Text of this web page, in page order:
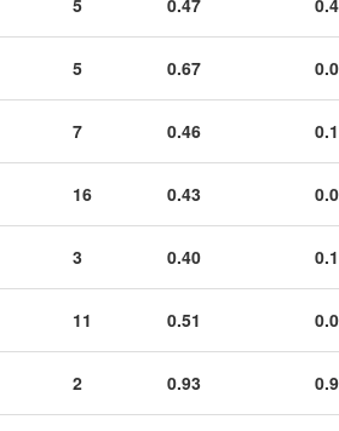
5 0.47
5 0.67
7 0.46
16 0.43
3 0.40
11 0.51
2 0.93